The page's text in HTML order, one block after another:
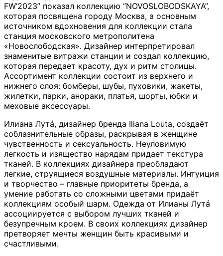
FW’2023” показал коллекцию “NOVOSLOBODSKAYA”,
которая посвящена городу Москва, а основным
источником вдохновения для коллекции стала
станция московского метрополитена
«Новослободская». Дизайнер интерпретировал
знаменитые витражи станции и создал коллекцию,
которая передает красоту, дух и ритм столицы.
Ассортимент коллекции состоит из верхнего и
нижнего слоя: бомберы, шубы, пуховики, жакеты,
жилетки, парки, анораки, платья, шорты, юбки и
меховые аксессуары.
Илиана Лутá, дизайнер бренда Iliana Louta, создаёт
соблазнительные образы, раскрывая в женщине
чувственность и сексуальность. Неуловимую
легкость и изящество нарядам придает текстура
тканей. В коллекциях дизайнера преобладают
легкие, струящиеся воздушные материалы. Интуиция
и творчество – главные приоритеты бренда, а
умение работать со сложными цветами придаёт
коллекциям особый шарм. Одежда от Илианы Лутá
ассоциируется с выбором лучших тканей и
безупречным кроем. В своих коллекциях дизайнер
претворяет мечты женщин быть красивыми и
счастливыми.